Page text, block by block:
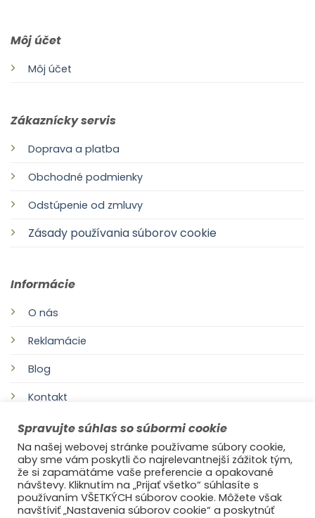
Môj účet
Môj účet
Zákaznícky servis
Doprava a platba
Obchodné podmienky
Odstúpenie od zmluvy
Zásady používania súborov cookie
Informácie
O nás
Reklamácie
Blog
Kontakt
Spravujte súhlas so súbormi cookie
Na našej webovej stránke používame súbory cookie,
aby sme vám poskytli čo najrelevantnejší zážitok tým,
že si zapamätáme vaše preferencie a opakované
návštevy. Kliknutím na „Prijať všetko“ súhlasíte s
používaním VŠETKÝCH súborov cookie. Môžete však
navštíviť „Nastavenia súborov cookie“ a poskytnúť